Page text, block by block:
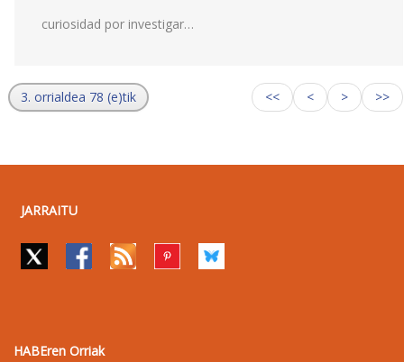
curiosidad por investigar…
3. orrialdea 78 (e)tik << < > >>
JARRAITU
HABEren Orriak